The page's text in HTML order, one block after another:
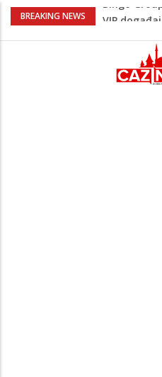
BREAKING NEWS
Sarajevo
Premijer lige
Lepa
nakon